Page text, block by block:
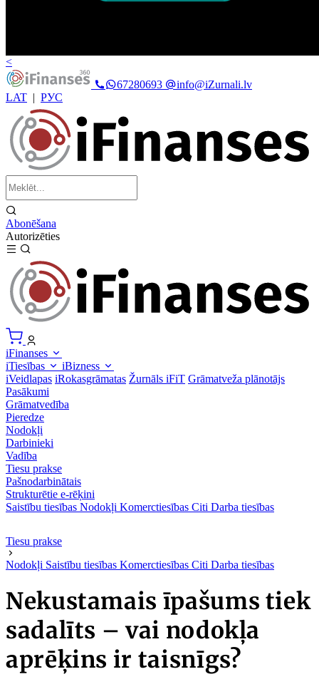
<
67280693
info@iZurnali.lv
LAT | РУС
Abonēšana
Autorizēties
iFinanses
iTiesības
iBizness
iVeidlapas iRokasgrāmatas Žurnāls iFiT Grāmatveža plānotājs
Pasākumi
Grāmatvedība
Pieredze
Nodokļi
Darbinieki
Vadība
Tiesu prakse
Pašnodarbinātais
Strukturētie e-rēķini
Saistību tiesības Nodokļi Komerctiesības Citi Darba tiesības
Tiesu prakse
Nodokļi Saistību tiesības Komerctiesības Citi Darba tiesības
Nekustamais īpašums tiek
sadalīts – vai nodokļa
aprēķins ir taisnīgs?